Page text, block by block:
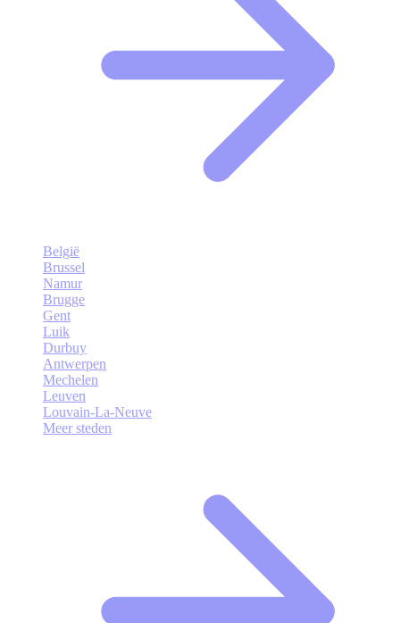
België
Brussel
Namur
Brugge
Gent
Luik
Durbuy
Antwerpen
Mechelen
Leuven
Louvain-La-Neuve
Meer steden